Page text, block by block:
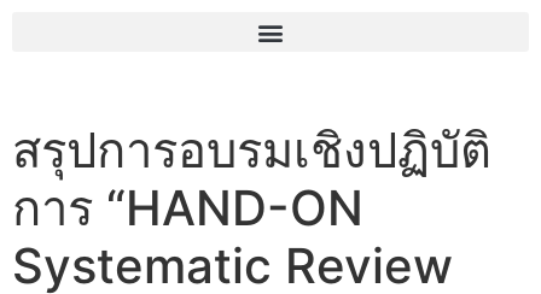
สรุปการอบรมเชิงปฏิบัติ
การ “HAND-ON
Systematic Review